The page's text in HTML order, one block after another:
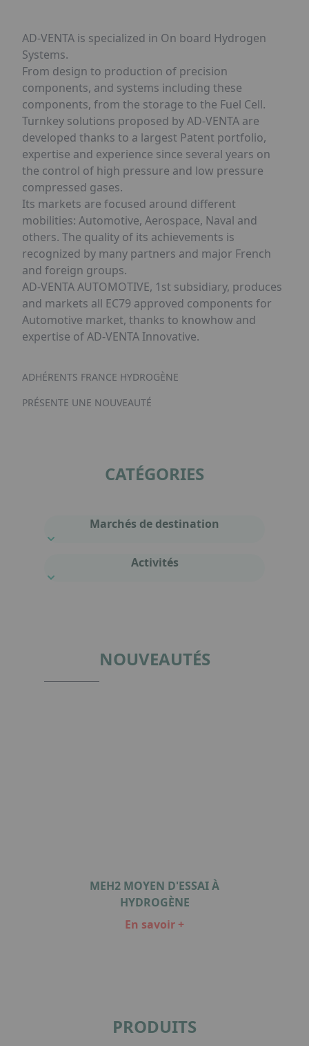
AD-VENTA is specialized in On board Hydrogen
Systems.
From design to production of precision
components, and systems including these
components, from the storage to the Fuel Cell.
Turnkey solutions proposed by AD-VENTA are
developed thanks to a largest Patent portfolio,
expertise and experience since several years on
the control of high pressure and low pressure
compressed gases.
Its markets are focused around different
mobilities: Automotive, Aerospace, Naval and
others. The quality of its achievements is
recognized by many partners and major French
and foreign groups.
AD-VENTA AUTOMOTIVE, 1st subsidiary, produces
and markets all EC79 approved components for
Automotive market, thanks to knowhow and
expertise of AD-VENTA Innovative.
ADHÉRENTS FRANCE HYDROGÈNE
PRÉSENTE UNE NOUVEAUTÉ
CATÉGORIES
Marchés de destination
Activités
NOUVEAUTÉS
MEH2 MOYEN D'ESSAI À
HYDROGÈNE
En savoir +
PRODUITS